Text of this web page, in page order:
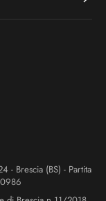
- Brescia (BS) - Partita